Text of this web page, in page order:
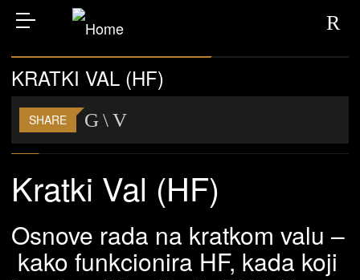
KRATKI VAL (HF)
SHARE
Kratki Val (HF)
Osnove rada na kratkom valu –
kako funkcionira HF, kada koji